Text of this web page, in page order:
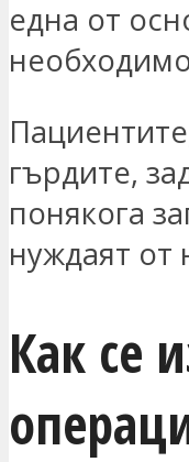
една от
гърдите,
понякога
нуждаят от
Как се